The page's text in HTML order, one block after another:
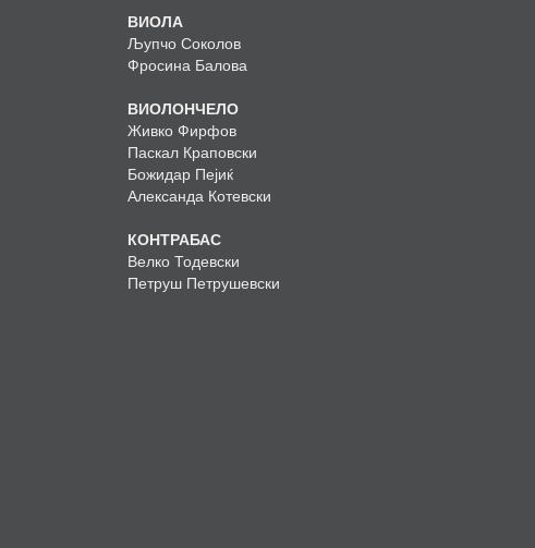
ВИОЛА
Љупчо Соколов
Фросина Балова
ВИОЛОНЧЕЛО
Живко Фирфов
Паскал Краповски
Божидар Пејиќ
Александа Котевски
КОНТРАБАС
Велко Тодевски
Петруш Петрушевски